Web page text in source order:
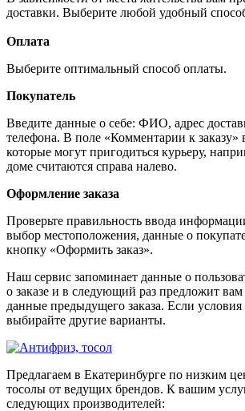
доставки. Выберите любой удобный
Оплата
Выберите оптимальный способ оплаты.
Покупатель
Введите данные о себе: ФИО, адрес
телефона. В поле «Комментарии к заказу»
которые могут пригодиться курьеру,
доме считаются справа налево.
Оформление заказа
Проверьте правильность ввода
выбор местоположения, данные о
кнопку «Оформить заказ».
Наш сервис запоминает данные о
о заказе и в следующий раз предложит
данные предыдущего заказа. Если условия
выбирайте другие варианты.
Предлагаем в Екатеринбурге по низким
тосолы от ведущих брендов. К вашим
следующих производителей: